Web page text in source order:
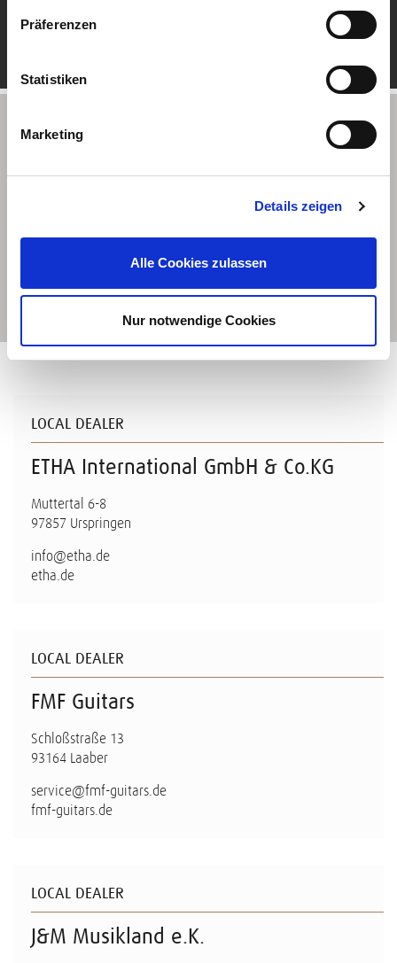
Präferenzen
Statistiken
Marketing
Details zeigen
Alle Cookies zulassen
Nur notwendige Cookies
Partner-Locator
FIND PARTNERS
LOCAL DEALER
ETHA International GmbH & Co.KG
Muttertal 6-8
97857 Urspringen
info@etha.de
etha.de
LOCAL DEALER
FMF Guitars
Schloßstraße 13
93164 Laaber
service@fmf-guitars.de
fmf-guitars.de
LOCAL DEALER
J&M Musikland e.K.